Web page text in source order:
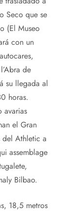
Seco que se
(El Museo
con un
de
su llegada al
horas.
avarias
el Gran
del Athletic a
assemblage
Bilbao.
18,5 metros